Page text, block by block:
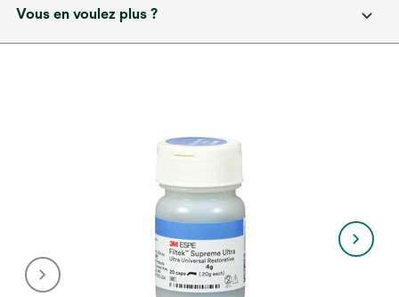
Vous en voulez plus ?